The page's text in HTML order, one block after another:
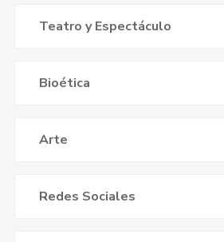
Teatro y Espectáculo
Bioética
Arte
Redes Sociales